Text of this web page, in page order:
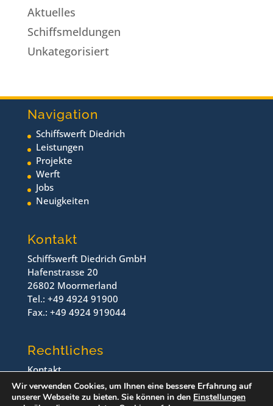
Aktuelles
Schiffsmeldungen
Unkategorisiert
Navigation
Schiffswerft Diedrich
Leistungen
Projekte
Werft
Jobs
Neuigkeiten
Kontakt
Schiffswerft Diedrich GmbH
Hafenstrasse 20
26802 Moormerland
Tel.: +49 4924 91900
Fax.: +49 4924 919044
Rechtliches
Kontakt
Impressum
Datenschutz
Wir verwenden Cookies, um Ihnen eine bessere Erfahrung auf
unserer Webseite zu bieten. Sie können in den Einstellungen